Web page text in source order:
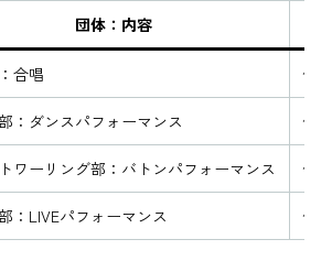
団体：内容
合唱 体
：ダンスパフォーマンス 体
ワーリング部：バトンパフォーマンス 体
：LIVEパフォーマンス 体